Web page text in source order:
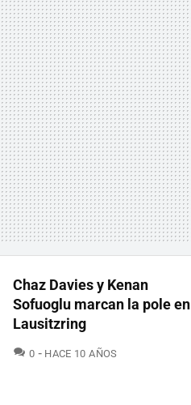
Chaz Davies y Kenan
Sofuoglu marcan la pole en
Lausitzring
0 COMENTARIOS
HACE 10 AÑOS